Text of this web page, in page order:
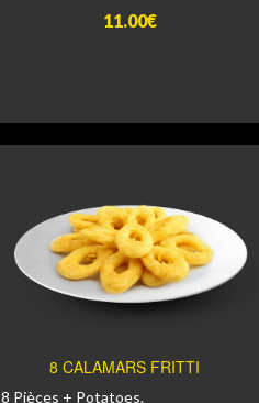
11.00€
8 CALAMARS FRITTI
8 Pièces + Potatoes.